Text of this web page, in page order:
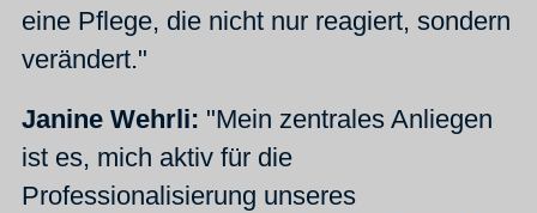
eine Pflege, die nicht nur reagiert, sondern
verändert."
Janine Wehrli: "Mein zentrales Anliegen
ist es, mich aktiv für die
Professionalisierung unseres